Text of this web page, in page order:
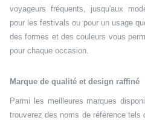
voyageurs fréquents, jusqu'aux
pour les festivals ou pour un usage
des formes et des couleurs vous
pour chaque occasion.
Marque de qualité et design raffiné
Parmi les meilleures marques
trouverez des noms de référence tels